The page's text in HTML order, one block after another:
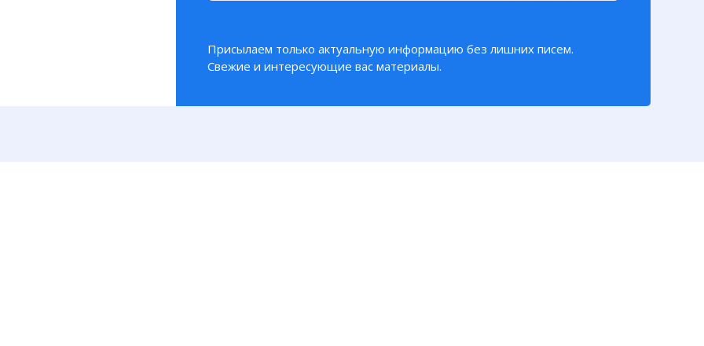
Присылаем только актуальную информацию без лишних писем.
Свежие и интересующие вас материалы.